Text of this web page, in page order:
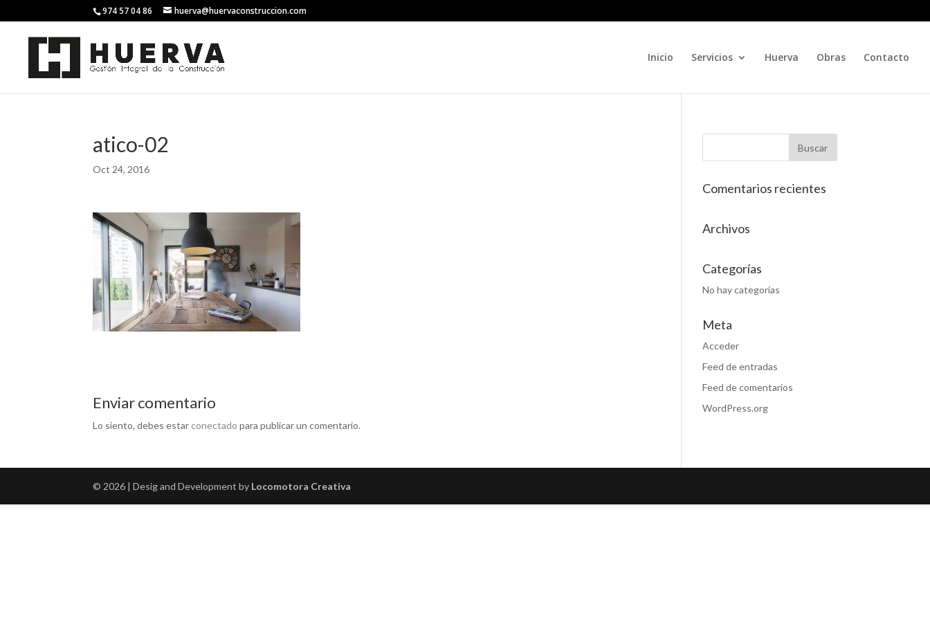
974 57 04 86 huerva@huervaconstruccion.com
Inicio Servicios Huerva Obras Contacto
atico-02
Oct 24, 2016
Enviar comentario
Lo siento, debes estarconectado para publicar un comentario.
Comentarios recientes
Archivos
Categorías
No hay categorías
Meta
Acceder
Feed de entradas
Feed de comentarios
WordPress.org
© 2026 | Desig and Development by Locomotora Creativa